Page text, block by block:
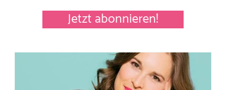
Jetzt abonnieren!